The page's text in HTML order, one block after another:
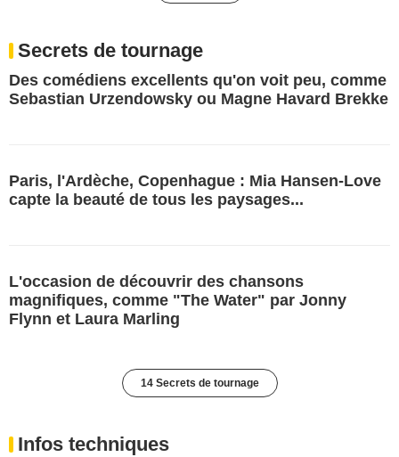
Secrets de tournage
Des comédiens excellents qu'on voit peu, comme
Sebastian Urzendowsky ou Magne Havard Brekke
Paris, l'Ardèche, Copenhague : Mia Hansen-Love
capte la beauté de tous les paysages...
L'occasion de découvrir des chansons
magnifiques, comme "The Water" par Jonny
Flynn et Laura Marling
14 Secrets de tournage
Infos techniques